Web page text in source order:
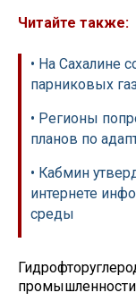
Читайте также:
• На Сахалине
парниковых
• Регионы
планов по
• Кабмин
интернете
среды